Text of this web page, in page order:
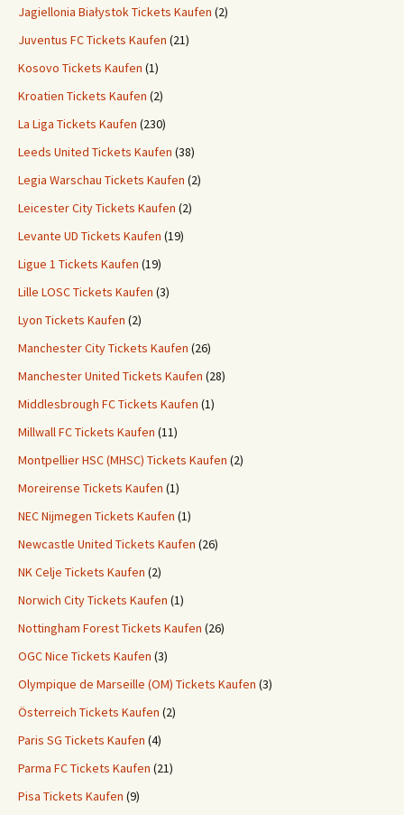
Jagiellonia Białystok Tickets Kaufen (2)
Juventus FC Tickets Kaufen (21)
Kosovo Tickets Kaufen (1)
Kroatien Tickets Kaufen (2)
La Liga Tickets Kaufen (230)
Leeds United Tickets Kaufen (38)
Legia Warschau Tickets Kaufen (2)
Leicester City Tickets Kaufen (2)
Levante UD Tickets Kaufen (19)
Ligue 1 Tickets Kaufen (19)
Lille LOSC Tickets Kaufen (3)
Lyon Tickets Kaufen (2)
Manchester City Tickets Kaufen (26)
Manchester United Tickets Kaufen (28)
Middlesbrough FC Tickets Kaufen (1)
Millwall FC Tickets Kaufen (11)
Montpellier HSC (MHSC) Tickets Kaufen (2)
Moreirense Tickets Kaufen (1)
NEC Nijmegen Tickets Kaufen (1)
Newcastle United Tickets Kaufen (26)
NK Celje Tickets Kaufen (2)
Norwich City Tickets Kaufen (1)
Nottingham Forest Tickets Kaufen (26)
OGC Nice Tickets Kaufen (3)
Olympique de Marseille (OM) Tickets Kaufen (3)
Österreich Tickets Kaufen (2)
Paris SG Tickets Kaufen (4)
Parma FC Tickets Kaufen (21)
Pisa Tickets Kaufen (9)